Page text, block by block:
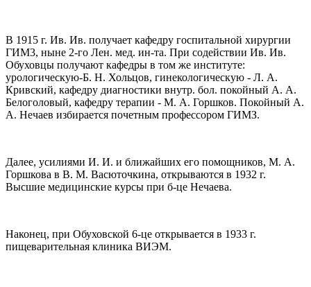
В 1915 г. Ив. Ив. получает кафедру госпитальной хирургии
ГИМ3, ныне 2-го Лен. мед. ин-та. При содействии Ив. Ив.
Обуховцы получают кафедры в том же институте:
урологическую-Б. Н. Хольцов, гинекологическую - Л. А.
Кривский, кафедру диагностики внутр. бол. покойный А. А.
Белоголовый, кафедру терапии - М. А. Горшков. Покойный А.
А. Нечаев избирается почетным профессором ГИМЗ.
Далее, усилиями И. И. и ближайших его помощников, М. А.
Горшкова в В. М. Васюточкина, открываются в 1932 г.
Высшие медицинские курсы при б-це Нечаева.
Наконец, при Обуховской 6-це открывается в 1933 г.
пищеварительная клиника ВИЭМ.